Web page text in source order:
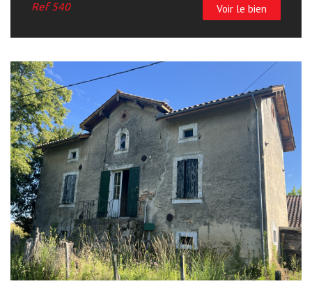
Ref540 Voir le bien